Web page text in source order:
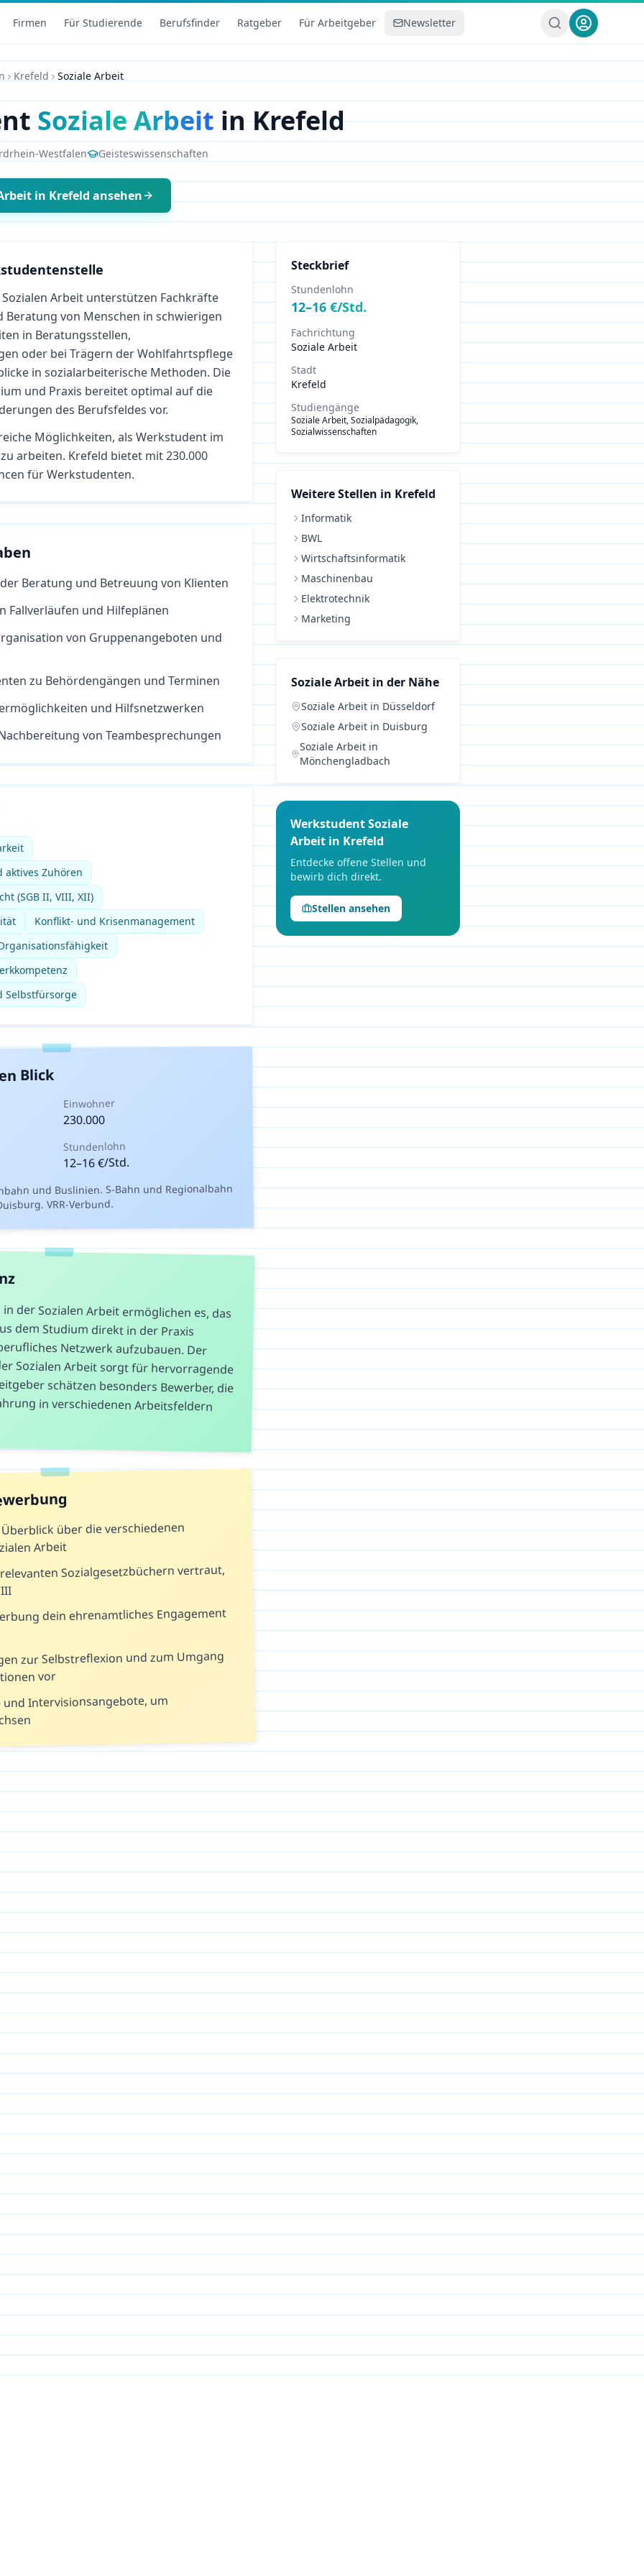
Firmen Für Studierende Berufsfinder Ratgeber Für Arbeitgeber Newsletter
Krefeld Soziale Arbeit
Soziale ArbeitinKrefeld
Westfalen Geisteswissenschaften
in Krefeld ansehen
Arbeit unterstützen Fachkräfte
Beratung von Menschen in schwierigen
in Beratungsstellen,
oder bei Trägern der Wohlfahrtspflege
in sozialarbeiterische Methoden. Die
und Praxis bereitet optimal auf die
des Berufsfeldes vor.
Möglichkeiten, als Werkstudent im
zu arbeiten. Krefeld bietet mit 230.000
für Werkstudenten.
Beratung und Betreuung von Klienten
Fallverläufen und Hilfeplänen
von Gruppenangeboten und
zu Behördengängen und Terminen
und Hilfsnetzwerken
von Teambesprechungen
aktives Zuhören
(SGB II, VIII, XII)
Konflikt- und Krisenmanagement
Selbstfürsorge
Blick
Einwohner
230.000
Stundenlohn
12–16€/Std.
und Buslinien. S-Bahn und Regionalbahn
VRR-Verbund.
der Sozialen Arbeit ermöglichen es, das
aus dem Studium direkt in der Praxis
Netzwerk aufzubauen. Der
Sozialen Arbeit sorgt für hervorragende
schätzen besonders Bewerber, die
in verschiedenen Arbeitsfeldern
über die verschiedenen
Arbeit
Sozialgesetzbüchern vertraut,
dein ehrenamtliches Engagement
zur Selbstreflexion und zum Umgang
vor
und Intervisionsangebote, um
Steckbrief
Stundenlohn
12–16 €/Std.
Fachrichtung
Soziale Arbeit
Stadt
Krefeld
Studiengänge
Soziale Arbeit, Sozialpädagogik,
Sozialwissenschaften
Weitere Stellen in Krefeld
Informatik
BWL
Wirtschaftsinformatik
Maschinenbau
Elektrotechnik
Marketing
Soziale Arbeit in der Nähe
Soziale Arbeit in Düsseldorf
Soziale Arbeit in Duisburg
Soziale Arbeitin
Mönchengladbach
WerkstudentSoziale
Arbeit in Krefeld
Entdecke offene Stellen und
bewirb dich direkt.
Stellen ansehen